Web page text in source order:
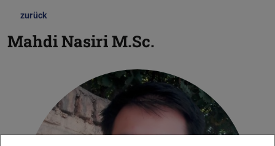
zurück
Mahdi NasiriM.Sc.